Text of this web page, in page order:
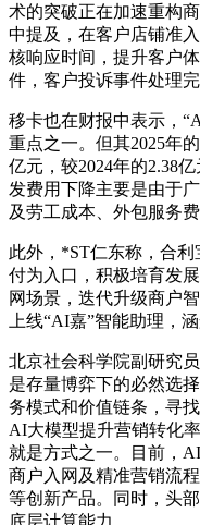
术的突破正在加速重构
中提及，在客户店铺准
核响应时间，提升客户
件，客户投诉事件处理完
移卡也在财报中表示，
重点之一。但其2025年
亿元，较2024年的2.38
发费用下降主要是由于
及劳工成本、外包服务费
此外，*ST仁东称，合
付为入口，积极培育发
网场景，迭代升级商户
上线“AI嘉”智能助理，
北京社会科学院副研究
是存量博弈下的必然选
务模式和价值链条，寻
AI大模型提升营销转化
就是方式之一。目前，
商户入网及精准营销流
等创新产品。同时，头
底层计算能力。